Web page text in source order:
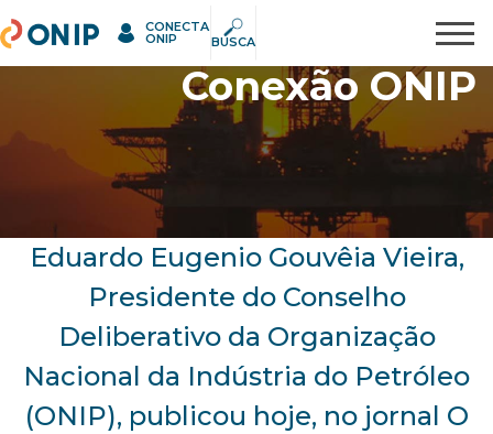
Pesquisar
ONIP CONECTA
ONIP BUSCA
Conexão ONIP
Eduardo Eugenio Gouvêia Vieira,
Presidente do Conselho
Deliberativo da Organização
Nacional da Indústria do Petróleo
(ONIP), publicou hoje, no jornal O